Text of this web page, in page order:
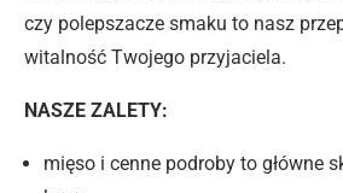
czy polepszacze smaku to nasz
witalność Twojego przyjaciela.
NASZE ZALETY:
mięso i cenne podroby to główne